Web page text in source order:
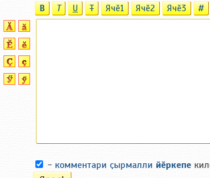
B T U T Ячӗ1 Ячӗ2 Ячӗ3 #
- комментари ҫырмалли йӗркепе